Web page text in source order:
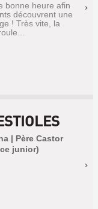
bonne heure afin
découvrent une
! Très vite, la
| Père Castor
junior)